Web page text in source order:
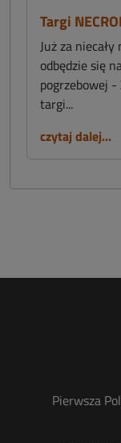
Targi
Już za
odbędzie się
pogrzebowej -
targi...
czytaj dalej...
Pierwsza